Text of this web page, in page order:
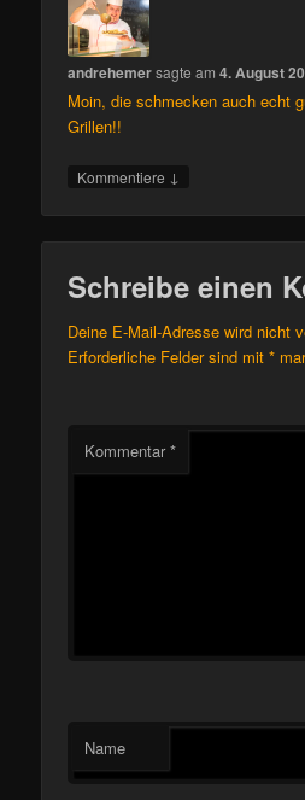
andrehemersagte am4. August
Moin, die schmecken auch echt
Grillen!!
Kommentiere ↓
Schreibe einen
Deine E-Mail-Adresse wird nicht
Erforderliche Felder sind mit*
Kommentar*
Name